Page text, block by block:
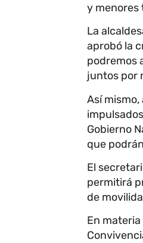
y menores
La
aprobó la
podremos
juntos por
Así
Gobierno
que
El
permitirá
de
En